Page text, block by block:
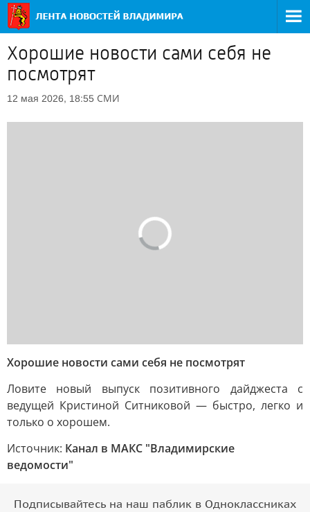
Хорошие новости сами себя не
посмотрят
12 мая 2026, 18:55 СМИ
Хорошие новости сами себя не посмотрят
Ловите новый выпуск позитивного дайджеста с
ведущей Кристиной Ситниковой — быстро, легко и
только о хорошем.
Источник: Канал в МАКС "Владимирские
ведомости"
Подписывайтесь на наш паблик в Одноклассниках